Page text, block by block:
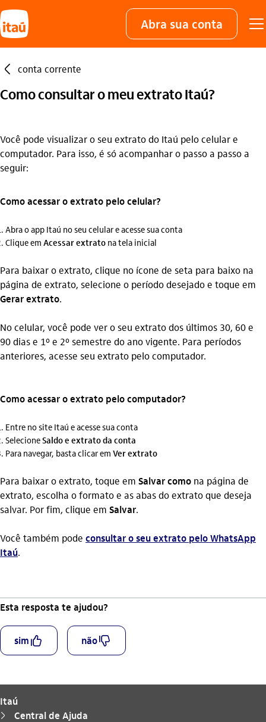
Abra sua conta
seta_esquerda conta corrente
Como consultar o meu extrato Itaú?
Você pode visualizar o seu extrato do Itaú pelo celular e
computador. Para isso, é só acompanhar o passo a passo a
seguir:
Como acessar o extrato pelo celular?
Abra o app Itaú no seu celular e acesse sua conta
Clique em Acessar extratona tela inicial
Para baixar o extrato, clique no ícone de seta para baixo na
página de extrato, selecione o período desejado e toque em
Gerar extrato.
No celular, você pode ver o seu extrato dos últimos 30, 60 e
90 dias e 1º e 2º semestre do ano vigente. Para períodos
anteriores, acesse seu extrato pelo computador.
Como acessar o extrato pelo computador?
Entre no site Itaú e acesse sua conta
SelecioneSaldo e extrato da conta
Para navegar, basta clicar em Ver extrato
Para baixar o extrato, toque em Salvar como na página de
extrato, escolha o formato e as abas do extrato que deseja
salvar. Por fim, clique em Salvar.
Você também pode consultar o seu extrato pelo WhatsApp
Itaú.
Esta resposta te ajudou?
simcurtir_outline nãodescurtir_outline
Itaú
seta_direita Central de Ajuda